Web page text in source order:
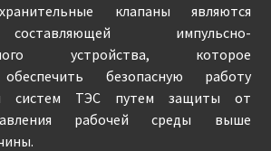
клапаны являются
импульсно-
устройства, которое
обеспечить безопасную работу
систем ТЭС путем защиты от
рабочей среды выше